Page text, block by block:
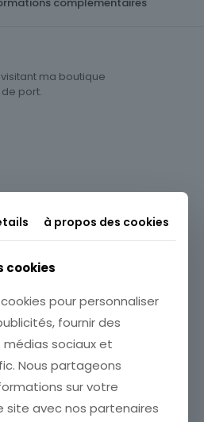
ma boutique
port.
à propos des cookies
cookies
pour personnaliser
fournir des
sociaux et
Nous partageons
sur votre
site avec nos partenaires